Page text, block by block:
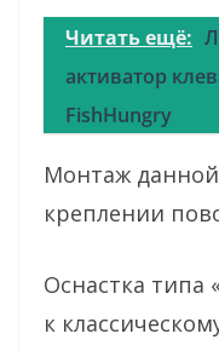
Читать ещё:
активатор
FishHungry
Монтаж данной
креплении
Оснастка типа
к